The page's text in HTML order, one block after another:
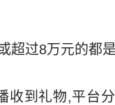
超过8万元的都
到礼物,平台